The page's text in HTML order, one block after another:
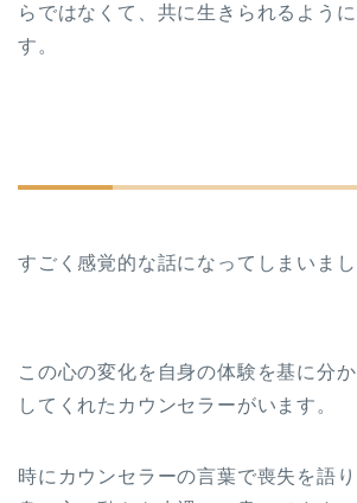
らではなくて、共に生きられるよう
す。
すごく感覚的な話になってしまいまし
この心の変化を自身の体験を基に分
してくれたカウンセラーがいます。
時にカウンセラーの言葉で喪失を語